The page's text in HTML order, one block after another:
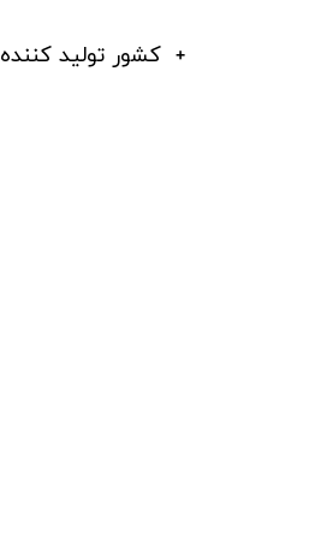
کشور تولید کننده